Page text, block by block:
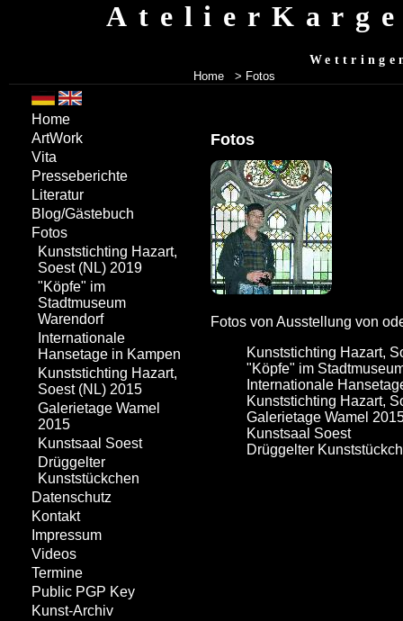
Home > Fotos
Fotos
Fotos von Ausstellung von
Kunststichting Hazart,
"Köpfe" im
Internationale
Kunststichting Hazart,
Galerietage Wamel
Kunstsaal Soest
Drüggelter
Home
ArtWork
Vita
Presseberichte
Literatur
Blog/Gästebuch
Fotos
Kunststichting Hazart,
Soest (NL) 2019
"Köpfe" im
Stadtmuseum
Warendorf
Internationale
Hansetage in Kampen
Kunststichting Hazart,
Soest (NL) 2015
Galerietage Wamel
2015
Kunstsaal Soest
Drüggelter
Kunststückchen
Datenschutz
Kontakt
Impressum
Videos
Termine
Public PGP Key
Kunst-Archiv